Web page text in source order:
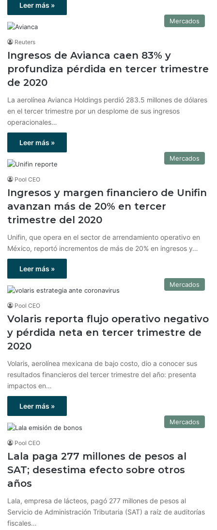
Leer más »
Mercados
Reuters
Ingresos de Avianca caen 83% y
profundiza pérdida en tercer trimestre
de 2020
La aerolínea Avianca Holdings perdió 283.5 millones de dólares
en el tercer trimestre por un desplome de sus ingresos
operacionales…
Leer más »
Mercados
Pool CEO
Ingresos y margen financiero de Unifin
avanzan más de 20% en tercer
trimestre del 2020
Unifin, que opera en el sector de arrendamiento operativo en
México, reportó incrementos de más de 20% en ingresos y…
Leer más »
Mercados
Pool CEO
Volaris reporta flujo operativo negativo
y pérdida neta en tercer trimestre de
2020
Volaris, aerolínea mexicana de bajo costo, dio a conocer sus
resultados financieros del tercer trimestre del año: presenta
impactos en…
Leer más »
Mercados
Pool CEO
Lala paga 277 millones de pesos al
SAT; desestima efecto sobre otros
años
Lala, empresa de lácteos, pagó 277 millones de pesos al
Servicio de Administración Tributaria (SAT) a raíz de auditorías
fiscales…